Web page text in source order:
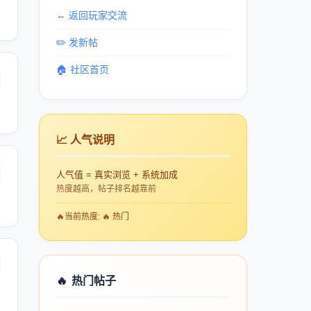
← 返回玩家交流
✏️ 发新帖
🏠 社区首页
📈 人气说明
人气值 = 真实浏览 + 系统加成
热度越高，帖子排名越靠前
🔥 当前热度: 🔥 热门
🔥 热门帖子